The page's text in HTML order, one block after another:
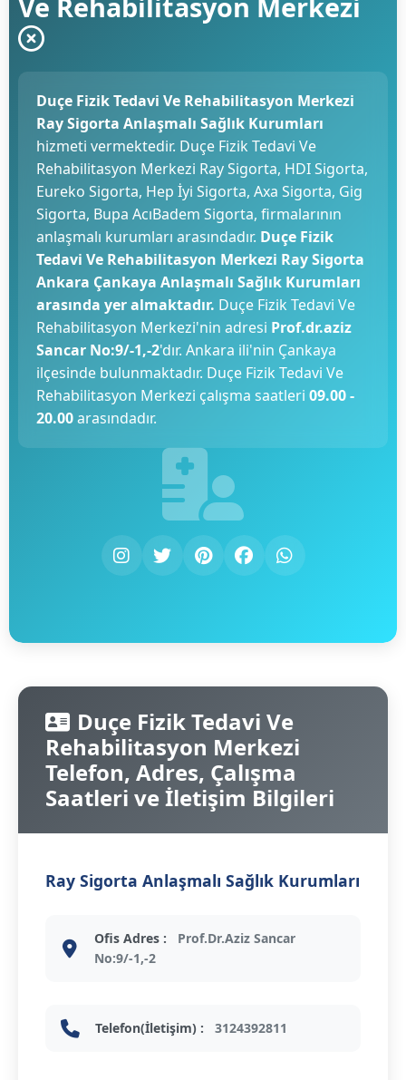
Ve Rehabilitasyon Merkezi
Duçe Fizik Tedavi Ve Rehabilitasyon Merkezi
Ray Sigorta Anlaşmalı Sağlık Kurumları
hizmeti vermektedir. Duçe Fizik Tedavi Ve
Rehabilitasyon Merkezi Ray Sigorta, HDI Sigorta,
Eureko Sigorta, Hep İyi Sigorta, Axa Sigorta, Gig
Sigorta, Bupa AcıBadem Sigorta, firmalarının
anlaşmalı kurumları arasındadır. Duçe Fizik
Tedavi Ve Rehabilitasyon Merkezi Ray Sigorta
Ankara Çankaya Anlaşmalı Sağlık Kurumları
arasında yer almaktadır. Duçe Fizik Tedavi Ve
Rehabilitasyon Merkezi'nin adresi Prof.dr.aziz
Sancar No:9/-1,-2'dır. Ankara ili'nin Çankaya
ilçesinde bulunmaktadır. Duçe Fizik Tedavi Ve
Rehabilitasyon Merkezi çalışma saatleri 09.00 -
20.00arasındadır.
Duçe Fizik Tedavi Ve
Rehabilitasyon Merkezi
Telefon, Adres, Çalışma
Saatleri ve İletişim Bilgileri
Ray Sigorta Anlaşmalı Sağlık Kurumları
Ofis Adres :
Prof.Dr.Aziz Sancar
No:9/-1,-2
Telefon(İletişim) : 3124392811